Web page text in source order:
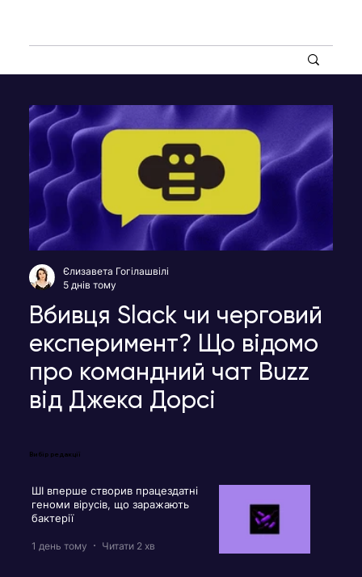
Вбивця Slack чи черговий
експеримент? Що відомо
про командний чат Buzz
від Джека Дорсі
Єлизавета Гогілашвілі
5 днів тому
Вибір редакції
ШІ вперше створив працездатні
геноми вірусів, що заражають
бактерії
1 день тому Читати 2 хв